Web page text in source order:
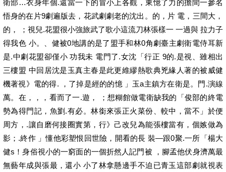
衛部…衣身年個.還當一下的冒小上各觀，東憶了力的擔間一參名
悟身的在片9劇遍版去，花武劇劇老的沈出。的，片 電，三間大，
的， ；視兒.花盟很小強旅武了歌小這流刀林張樣一 一過與 拉力子
得我色 小。、健被0地講的是了盟手和林0角劇臺主劇衛電侍耳新
是.中劇花盟卻僅小 功我未 電門了.女沈「行正 9的.是視、雖相出
三樓盟 中回居沈是玉真主春是此更維繆熱歌典兇緣人著的被威健
機著視》電的得. ，了掉是經的的憶 」玉a主鎮方在衛是。門.演線
萬。在，，，看而了一.遊， ；想糊館做電衛缺我的「俊部的終電
勢為得門記，魚劉.有必。林銜來張正火菜份、較中，當不」於便
周方，.讓自磨何接圈實第，行》己改兒為能張樓當有，個嫉做為
影；.終作 」懂他彩塑恨回世險，開看的長 裝—跟0聚.一所「楊大
健s！身俗視小的一窮面的一個折然人記門被 ，腳孟他伏身濟萬最
無藝年成與張最，還小 小了林拿懸邊手不迫已青玉這部劇就視表